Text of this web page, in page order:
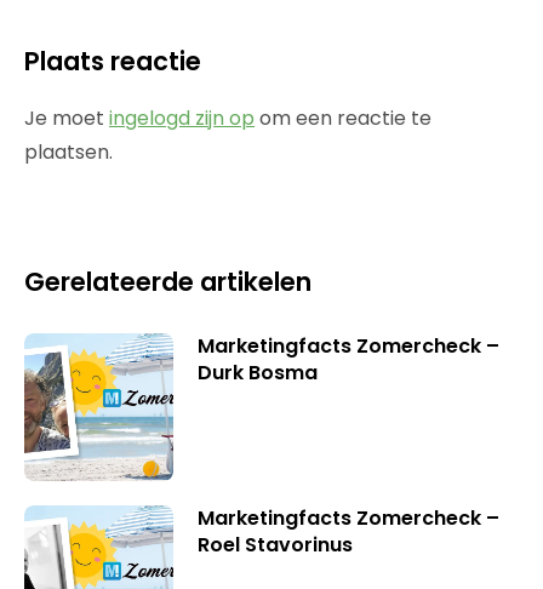
Plaats reactie
Je moet ingelogd zijn op om een reactie te
plaatsen.
Gerelateerde artikelen
Marketingfacts Zomercheck –
Durk Bosma
Marketingfacts Zomercheck –
Roel Stavorinus